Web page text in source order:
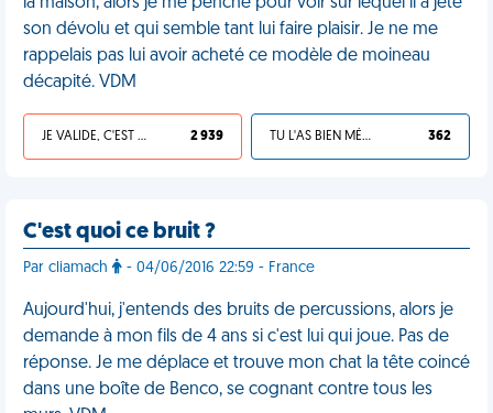
son dévolu et qui semble tant lui faire plaisir. Je ne me
rappelais pas lui avoir acheté ce modèle de moineau
décapité. VDM
JE VALIDE, C'EST UNE VDM 2 939 TU L'AS BIEN MÉRITÉ 362
C'est quoi ce bruit ?
Par cliamach - 04/06/2016 22:59 - France
Aujourd'hui, j'entends des bruits de percussions, alors je
demande à mon fils de 4 ans si c'est lui qui joue. Pas de
réponse. Je me déplace et trouve mon chat la tête coincé
dans une boîte de Benco, se cognant contre tous les